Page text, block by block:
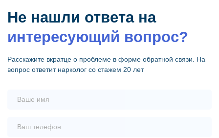
Не нашли ответа на
интересующий вопрос?
Расскажите вкратце о проблеме в форме обратной связи. На
вопрос ответит нарколог со стажем 20 лет